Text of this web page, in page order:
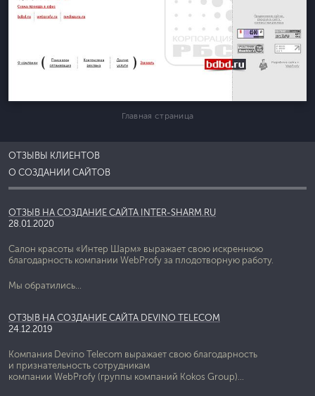
Главная страница
ОТЗЫВЫ КЛИЕНТОВ
О СОЗДАНИИ САЙТОВ
ОТЗЫВ НА СОЗДАНИЕ САЙТА INTER-SHARM.RU
28.01.2020
Салон красоты «Интер Шарм» выражает свою искреннюю
благодарность компании WebProfy за плодотворную работу.
Мы обратились...
ОТЗЫВ НА СОЗДАНИЕ САЙТА DEVINO TELECOM
24.12.2019
Компания Devino Telecom выражает свою благодарность
и признательность сотрудникам
компании WebProfy (группы компаний Kokos Group)...